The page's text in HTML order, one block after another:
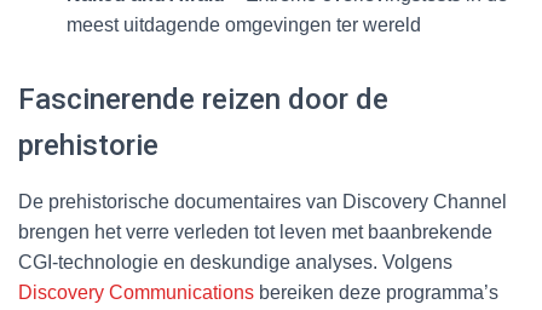
meest uitdagende omgevingen ter wereld
Fascinerende reizen door de
prehistorie
De prehistorische documentaires van Discovery Channel
brengen het verre verleden tot leven met baanbrekende
CGI-technologie en deskundige analyses. Volgens
Discovery Communications bereiken deze programma’s